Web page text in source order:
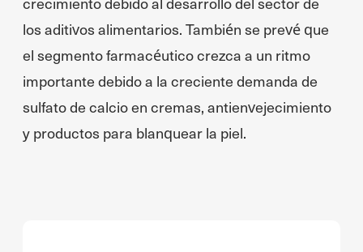
los aditivos alimentarios. También se prevé que
el segmento farmacéutico crezca a un ritmo
importante debido a la creciente demanda de
sulfato de calcio en cremas, antienvejecimiento
y productos para blanquear la piel.